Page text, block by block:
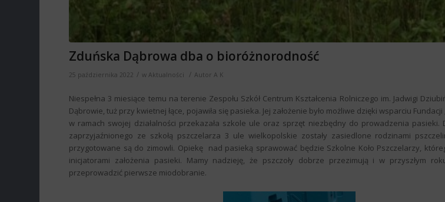
Zduńska Dąbrowa dba o bioróżnorodność
25 października 2022 / w Aktualności / Autor A K
Niespełna 3 miesiące temu na terenie Zespołu Szkół Centrum Kształcenia Rolniczego im. Jadwigi
Dąbrowie, tuż przy kwietnej łące, pojawiła się pasieka. Jej założenie było możliwe dzięki wsparciu
w ramach swojej działalności przekazała szkole ule oraz sprzęt niezbędny do prowadzenia pasieki.
zaprzyjaźnionego ze szkołą pszczelarza 3 ule wielkopolskie zostały zasiedlone rodzinami
przygotowane są do zimowli. Opiekę nad pasieką sprawować będzie Szkolne Koło Pszczelarzy,
inicjatorami założenia pasieki. Mamy nadzieję, że pszczoły dobrze przezimują i w przyszłym
przeprowadzić pierwsze miodobranie.